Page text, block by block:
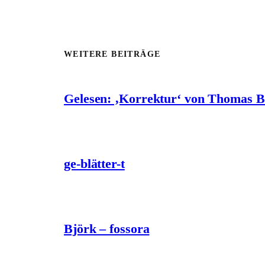
WEITERE BEITRÄGE
Gelesen: ‚Korrektur‘ von Thomas
ge-blätter-t
Björk – fossora